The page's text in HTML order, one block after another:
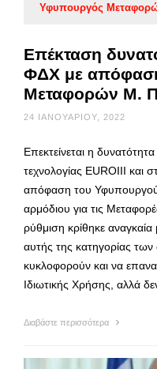
Υφυπουργός
Επέκταση
ΦΔΧ με
Μεταφορών Μ.
24 ΙΑΝΟΥΑΡΊΟΥ, 2022
Επεκτείνεται η
τεχνολογίας EUROIII και
απόφαση του
αρμόδιου για τις
ρύθμιση κρίθηκε
αυτής της κατηγορίας
κυκλοφορούν και να
Ιδιωτικής Χρήσης, αλλά
Διαβάστε περισσότερα